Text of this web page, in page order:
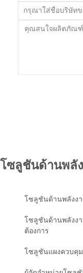
โซลูชันด้านพลั
โซลูชันด้านพลังง
โซลูชันด้านพลังง
ต้องการ
โซลูชันแผงควบคุ